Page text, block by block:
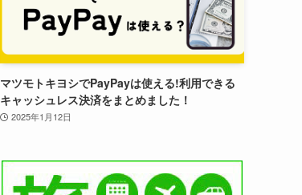
マツモトキヨシでPayPayは使える!利用できる
キャッシュレス決済をまとめました！
2025年1月12日